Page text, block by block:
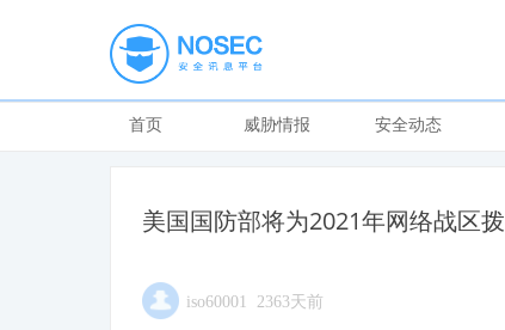
首页 威胁情报 安全动态
美国国防部将为2021年网络战区
iso60001 2363天前